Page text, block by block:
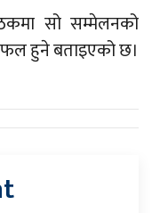
सो सम्मेलनको
हुने बताइएको छ।